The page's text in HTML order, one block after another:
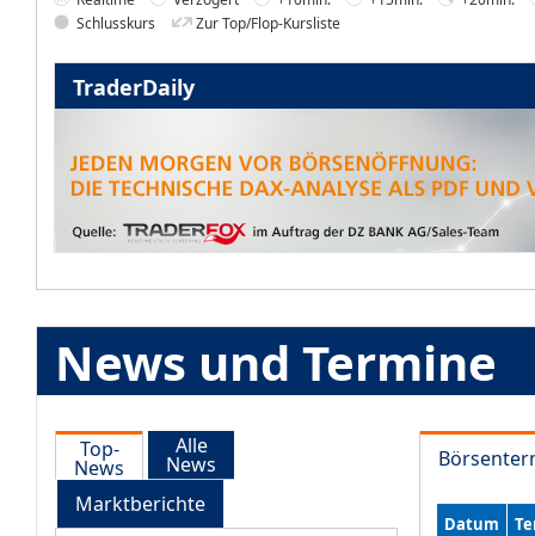
Schlusskurs
Zur Top/Flop-Kursliste
TraderDaily
News und Termine
Top-
News
Alle
News
Marktberichte
Datum